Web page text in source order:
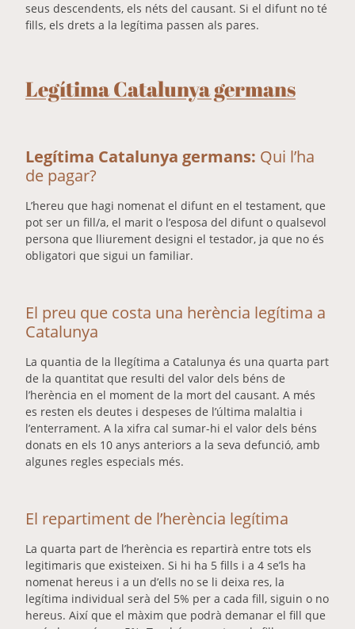
seus descendents, els néts del causant. Si el difunt no té
fills, els drets a la legítima passen als pares.
Legítima Catalunya germans
Legítima Catalunya germans: Qui l’ha
de pagar?
L’hereu que hagi nomenat el difunt en el testament, que
pot ser un fill/a, el marit o l’esposa del difunt o qualsevol
persona que lliurement designi el testador, ja que no és
obligatori que sigui un familiar.
El preu que costa una herència legítima a
Catalunya
La quantia de la llegítima a Catalunya és una quarta part
de la quantitat que resulti del valor dels béns de
l’herència en el moment de la mort del causant. A més
es resten els deutes i despeses de l’última malaltia i
l’enterrament. A la xifra cal sumar-hi el valor dels béns
donats en els 10 anys anteriors a la seva defunció, amb
algunes regles especials més.
El repartiment de l’herència legítima
La quarta part de l’herència es repartirà entre tots els
legitimaris que existeixen. Si hi ha 5 fills i a 4 se’ls ha
nomenat hereus i a un d’ells no se li deixa res, la
legítima individual serà del 5% per a cada fill, siguin o no
hereus. Així que el màxim que podrà demanar el fill que